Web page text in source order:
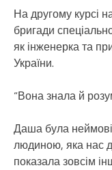
На другому курсі
бригади
як інженерка та
України.
“Вона знала й
Даша була
людиною, яка нас
показала зовсім